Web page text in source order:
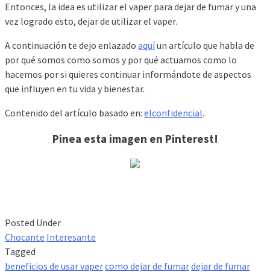
Entonces, la idea es utilizar el vaper para dejar de fumar y una
vez logrado esto, dejar de utilizar el vaper.
A continuación te dejo enlazado aquíun artículo que habla de
por qué somos como somos y por qué actuamos como lo
hacemos por si quieres continuar informándote de aspectos
que influyen en tu vida y bienestar.
Contenido del artículo basado en: elconfidencial.
Pinea esta imagen en Pinterest!
Posted Under
Chocante Interesante
Tagged
beneficios de usar vapercomo dejar de fumardejar de fumar